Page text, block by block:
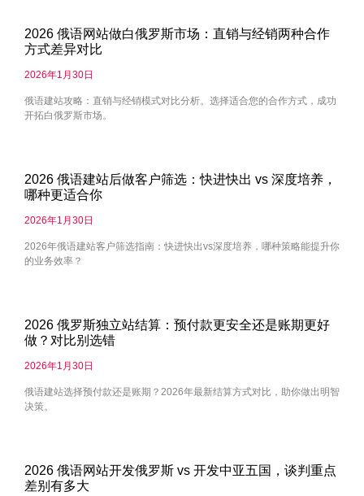
2026 俄语网站做白俄罗斯市场：直销与经销两种合作
方式差异对比
2026年1月30日
俄语建站攻略：直销与经销模式对比分析。选择适合您的合作方式，成功
开拓白俄罗斯市场。
2026 俄语建站后做客户筛选：快进快出 vs 深度培养，
哪种更适合你
2026年1月30日
2026年俄语建站客户筛选指南：快进快出vs深度培养，哪种策略能提升你
的业务效率？
2026 俄罗斯独立站结算：预付款更安全还是账期更好
做？对比别选错
2026年1月30日
俄语建站选择预付款还是账期？2026年最新结算方式对比，助你做出明智
决策。
2026 俄语网站开发俄罗斯 vs 开发中亚五国，谈判重点
差别有多大